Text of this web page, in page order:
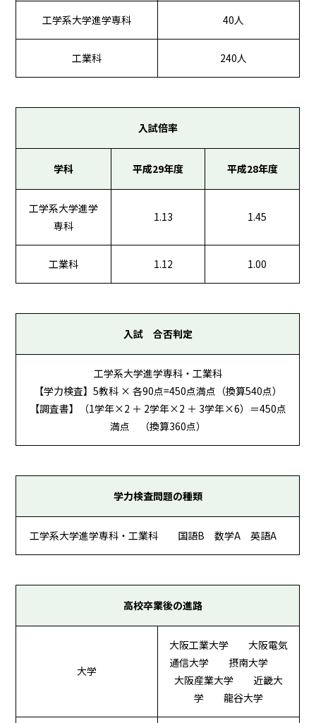
工学系大学進学専科 40人
工業科 240人
入試倍率
学科 平成29年度 平成28年度
工学系大学進学
専科
1.13 1.45
工業科 1.12 1.00
入試 合否判定
工学系大学進学専科・工業科
【学力検査】5教科 × 各90点=450点満点（換算540点）
【調査書】（1学年×2 ＋ 2学年×2 ＋ 3学年×6）＝450点
満点 （換算360点）
学力検査問題の種類
工学系大学進学専科・工業科 国語B 数学A 英語A
高校卒業後の進路
大学
大阪工業大学 大阪電気
通信大学 摂南大学
大阪産業大学 近畿大
学 龍谷大学